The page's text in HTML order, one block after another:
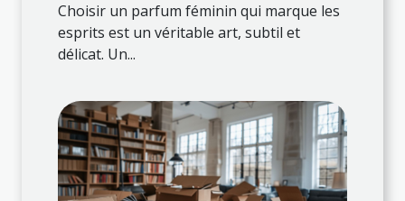
Choisir un parfum féminin qui marque les
esprits est un véritable art, subtil et
délicat. Un...